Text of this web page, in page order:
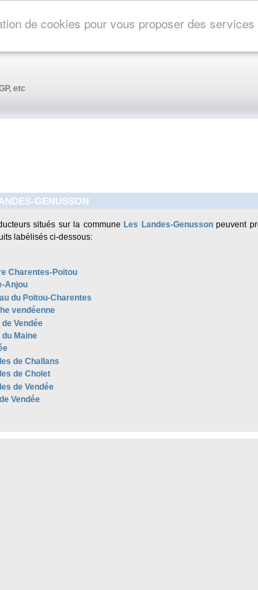
de cookies pour vous proposer des
etc
GENUSSON
situés sur la commune Les Landes-Genussonpeuvent
labélisés ci-dessous:
Charentes-Poitou
Anjou
du Poitou-Charentes
vendéenne
Vendée
Maine
de Challans
de Cholet
de Vendée
Vendée